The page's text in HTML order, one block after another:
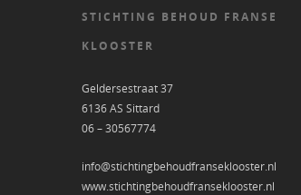
STICHTING BEHOUD FRANSE
KLOOSTER
Geldersestraat 37
6136 AS Sittard
06 – 30567774
info@stichtingbehoudfranseklooster.nl
www.stichtingbehoudfranseklooster.nl